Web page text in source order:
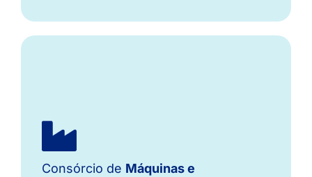
Consórcio de Máquinas e